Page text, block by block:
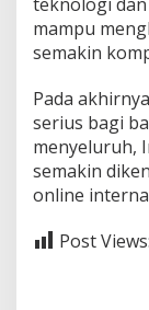
mampu
semakin
Pada
serius bagi
menyeluruh,
semakin
online
Post Views: